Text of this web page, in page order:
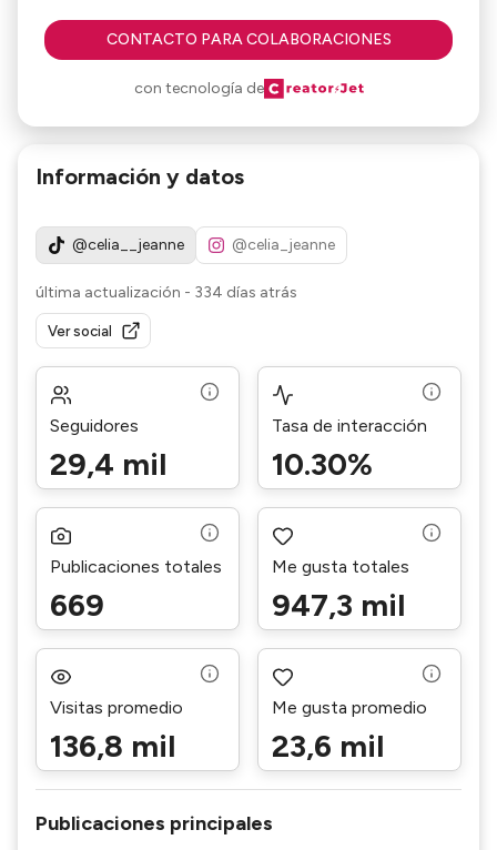
CONTACTO PARA COLABORACIONES
con tecnología de
Información y datos
@celia__jeanne @celia_jeanne
última actualización - 334 días atrás
Ver social
Seguidores
29,4 mil
Tasa de interacción
10.30%
Publicaciones totales
669
Me gusta totales
947,3 mil
Visitas promedio
136,8 mil
Me gusta promedio
23,6 mil
Publicaciones principales